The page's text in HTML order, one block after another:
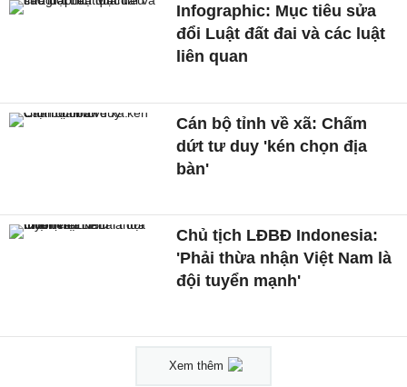
Infographic: Mục tiêu sửa
đổi Luật đất đai và các luật
liên quan
Cán bộ tỉnh về xã: Chấm
dứt tư duy 'kén chọn địa
bàn'
Chủ tịch LĐBĐ Indonesia:
'Phải thừa nhận Việt Nam là
đội tuyển mạnh'
Xem thêm